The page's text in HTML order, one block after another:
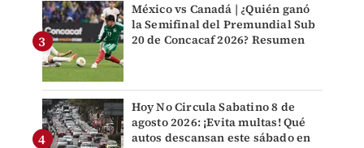
México vs Canadá | ¿Quién ganó
la Semifinal del Premundial Sub
20 de Concacaf 2026? Resumen
Hoy No Circula Sabatino 8 de
agosto 2026: ¡Evita multas! Qué
autos descansan este sábado en